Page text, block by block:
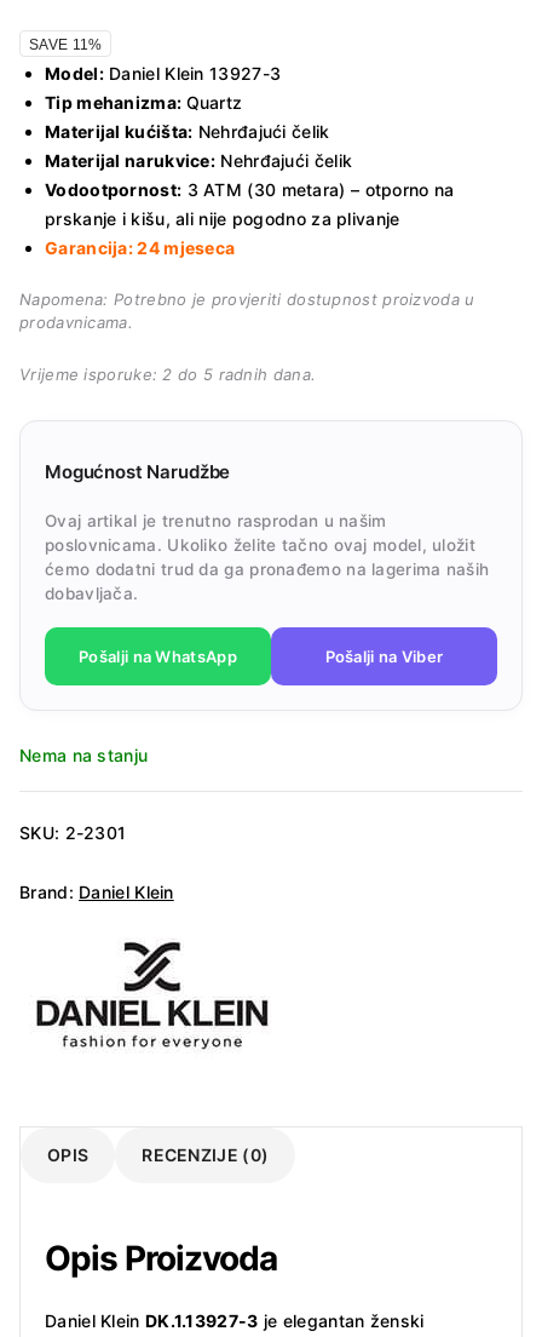
SAVE 11%
Model:Daniel Klein 13927-3
Tip mehanizma: Quartz
Materijal kućišta: Nehrđajući čelik
Materijal narukvice: Nehrđajući čelik
Vodootpornost: 3 ATM (30 metara) – otporno na
prskanje i kišu, ali nije pogodno za plivanje
Garancija: 24 mjeseca
Napomena: Potrebno je provjeriti dostupnost proizvoda u
prodavnicama.
Vrijeme isporuke: 2 do 5 radnih dana.
Mogućnost Narudžbe
Ovaj artikal je trenutno rasprodan u našim
poslovnicama. Ukoliko želite tačno ovaj model, uložit
ćemo dodatni trud da ga pronađemo na lagerima naših
dobavljača.
Pošalji na WhatsApp Pošalji na Viber
Nema na stanju
SKU: 2-2301
Brand: Daniel Klein
OPIS RECENZIJE (0)
Opis Proizvoda
Daniel Klein DK.1.13927-3 je elegantan ženski